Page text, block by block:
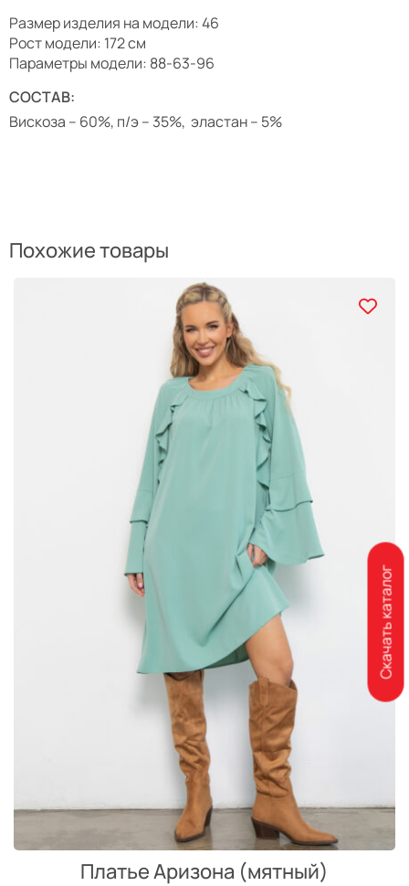
Размер изделия на модели: 46
Рост модели: 172 см
Параметры модели: 88-63-96
СОСТАВ:
Вискоза – 60%, п/э – 35%, эластан – 5%
Похожие товары
Платье Аризона (мятный)
Скачать каталог